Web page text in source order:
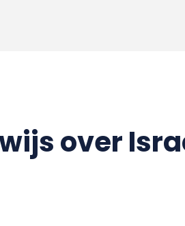
over